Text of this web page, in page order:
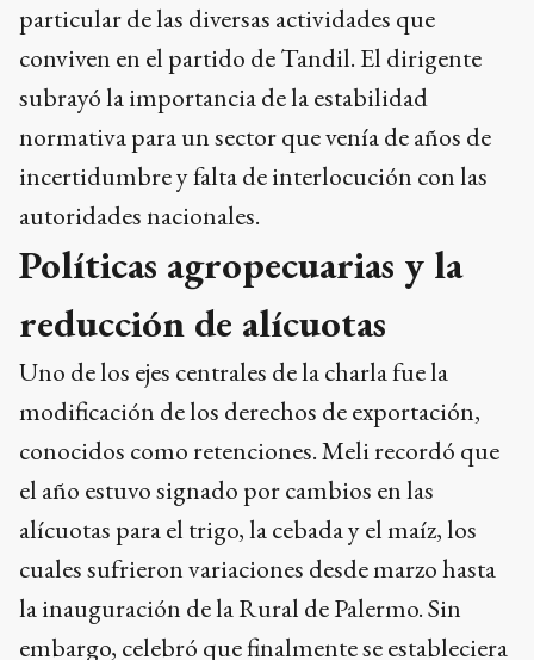
particular de las diversas actividades que
conviven en el partido de Tandil. El dirigente
subrayó la importancia de la estabilidad
normativa para un sector que venía de años de
incertidumbre y falta de interlocución con las
autoridades nacionales.
Políticas agropecuarias y la
reducción de alícuotas
Uno de los ejes centrales de la charla fue la
modificación de los derechos de exportación,
conocidos como retenciones. Meli recordó que
el año estuvo signado por cambios en las
alícuotas para el trigo, la cebada y el maíz, los
cuales sufrieron variaciones desde marzo hasta
la inauguración de la Rural de Palermo. Sin
embargo, celebró que finalmente se estableciera